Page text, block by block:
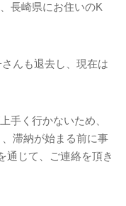
長崎県にお住いのK
んも退去し、現在は
手く行かないため、
滞納が始まる前に事
通じて、ご連絡を頂き